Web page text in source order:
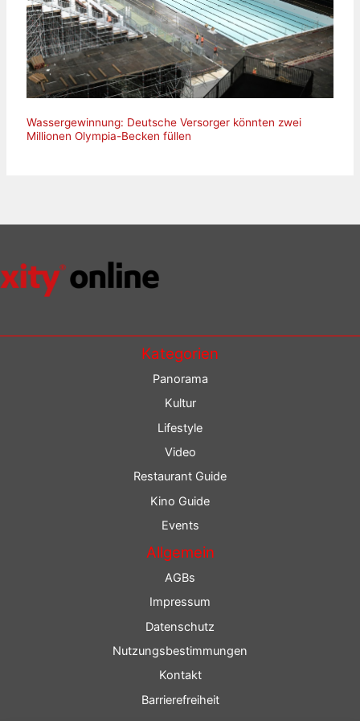
Wassergewinnung: Deutsche Versorger könnten zwei
Millionen Olympia-Becken füllen
Kategorien
Panorama
Kultur
Lifestyle
Video
Restaurant Guide
Kino Guide
Events
Allgemein
AGBs
Impressum
Datenschutz
Nutzungsbestimmungen
Kontakt
Barrierefreiheit